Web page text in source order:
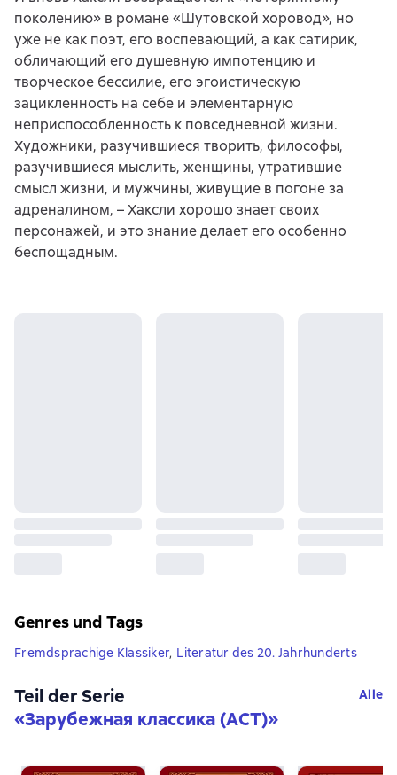
поколению» в романе «Шутовской хоровод», но
уже не как поэт, его воспевающий, а как сатирик,
обличающий его душевную импотенцию и
творческое бессилие, его эгоистическую
зацикленность на себе и элементарную
неприспособленность к повседневной жизни.
Художники, разучившиеся творить, философы,
разучившиеся мыслить, женщины, утратившие
смысл жизни, и мужчины, живущие в погоне за
адреналином, – Хаксли хорошо знает своих
персонажей, и это знание делает его особенно
беспощадным.
Genres und Tags
Fremdsprachige Klassiker, Literatur des 20. Jahrhunderts
Teil der Serie
«Зарубежная классика (АСТ)»
Alle